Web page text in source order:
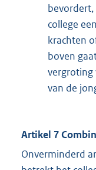
college
krachten
boven
vergroting
van de
Artikel 7
Onverminderd